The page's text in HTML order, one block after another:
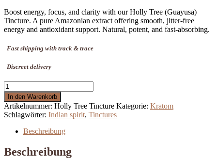
Boost energy, focus, and clarity with our Holly Tree (Guayusa)
Tincture. A pure Amazonian extract offering smooth, jitter-free
energy and antioxidant support. Natural, potent, and fast-absorbing.
Fast shipping with track & trace
Discreet delivery
Holly
Tree
Tincture
(10ml)
Menge
In den Warenkorb
Artikelnummer: Holly Tree Tincture Kategorie: Kratom
Schlagwörter: Indian spirit, Tinctures
Beschreibung
Beschreibung